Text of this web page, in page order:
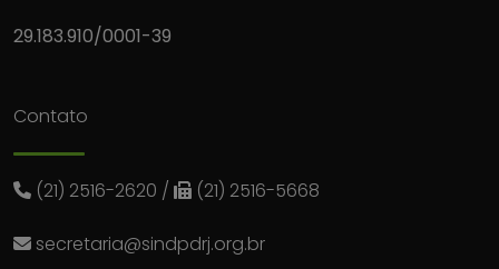
29.183.910/0001-39
Contato
(21) 2516-2620 / (21) 2516-5668
secretaria@sindpdrj.org.br